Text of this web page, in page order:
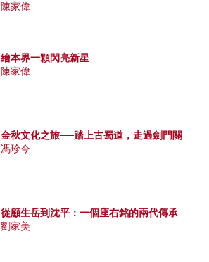
陳家偉
繪本界一顆閃亮新星
陳家偉
金秋文化之旅──踏上古蜀道，走過劍門關
馮珍今
從顧生岳到沈平：一個座右銘的兩代傳承
劉家美